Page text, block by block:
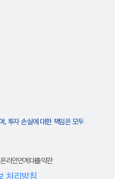
, 투자 손실에 대한 책임은 모두
온라인연계대출약관
처리방침